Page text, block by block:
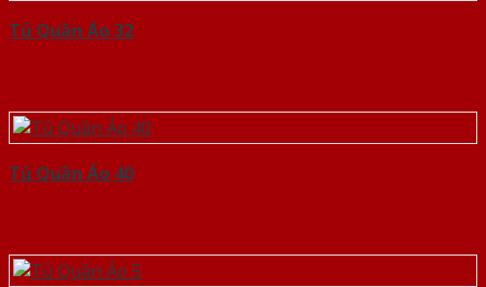
Tủ Quần Áo 32
Tủ Quần Áo 40